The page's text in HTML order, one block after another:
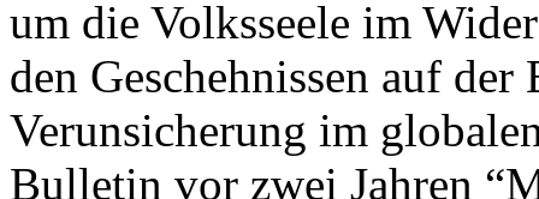
um die Volksseele im
den Geschehnissen auf
Verunsicherung im
Bulletin vor zwei Jahren